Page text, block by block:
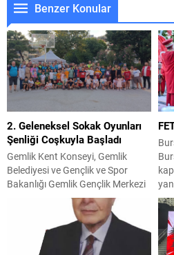
Benzer Konular
2. Geleneksel Sokak Oyunları
Şenliği Coşkuyla Başladı
Gemlik Kent Konseyi, Gemlik
Belediyesi ve Gençlik ve Spor
Bakanlığı Gemlik Gençlik Merkezi
iş birliğiyle düzenlenen 2.
Geleneksel Sokak Oyunları Şenliği,
Kayhan Mahallesi Muhtarı
Çiğdem Yeşilyurt’un talebiyle